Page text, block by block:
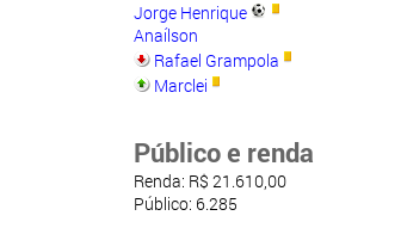
Jorge Henrique
Anaílson
Rafael Grampola
Marclei
Público e renda
Renda: R$ 21.610,00
Público: 6.285